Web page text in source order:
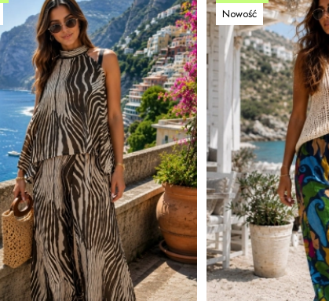
Nowość